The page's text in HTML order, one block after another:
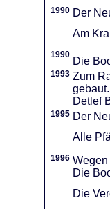
1990 Der
Am
1990
Die
1993 Zum
gebaut.
Detlef
1995 Der
Alle
1996
Die
Die